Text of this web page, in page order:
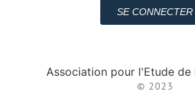
SE CONNECTER
Association pour l'Etude de
© 2023